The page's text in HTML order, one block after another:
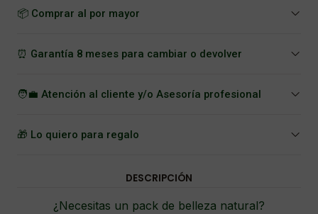
📦 Comprar al por mayor
⏰ Garantía 8 meses para cambiar o devolver
🧑‍💼 Atención al cliente y/o Asesoría profesional
🎁 Lo quiero para regalo
DESCRIPCIÓN
¿Necesitas un pack de belleza natural?